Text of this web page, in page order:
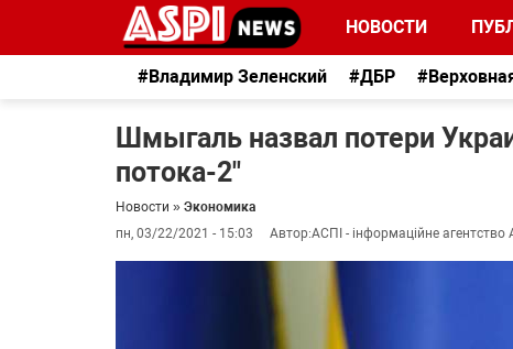
НОВОСТИ
#Владимир Зеленский #ДБР
Шмыгаль назвал потери
потока-2"
Новости » Экономика
пн, 03/22/2021 - 15:03
Автор:АСПІ - інформаційне агентство